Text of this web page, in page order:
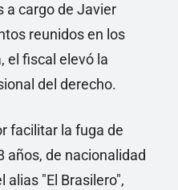
a cargo de Javier
reunidos en los
el fiscal elevó la
del derecho.
facilitar la fuga de
años, de nacionalidad
alias "El Brasilero",